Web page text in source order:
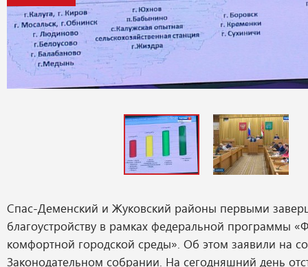
Спас-Деменский и Жуковский районы первыми
благоустройству в рамках федеральной программы
комфортной городской среды». Об этом заявили на
Законодательном собрании. На сегодняшний день